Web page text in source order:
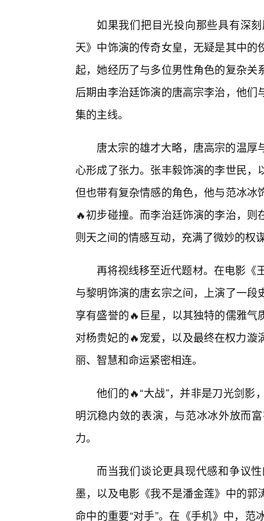
如果我们把目光投向那些具有深
天》中饰演的传奇女皇，无疑是其中
起，她经历了与多位男性角色的复杂
后期由李治廷饰演的唐高宗李治，他
集的主线。
唐太宗的雄才大略，唐高宗的温
心形成了张力。张丰毅饰演的李世民
但也带有复杂情感的角色，他与范冰
🔥初步碰撞。而李治廷饰演的李治，
则天之间的情感互动，充满了微妙的权
再将视线移至近代题材。在电影《
与黎明饰演的唐玄宗之间，上演了一
享有盛誉的🔥巨星，以其独特的儒雅
对杨贵妃的🔥宠爱，以及最终在权力
丽、智慧和命运紧密相连。
他们的🔥“大战”，并非是刀光剑
明沉稳内敛的表演，与范冰冰外放而
力。
而当我们谈论更具现代感和争议
墨，以及电影《我不是潘金莲》中的
命中的重要“对手”。在《手机》中，